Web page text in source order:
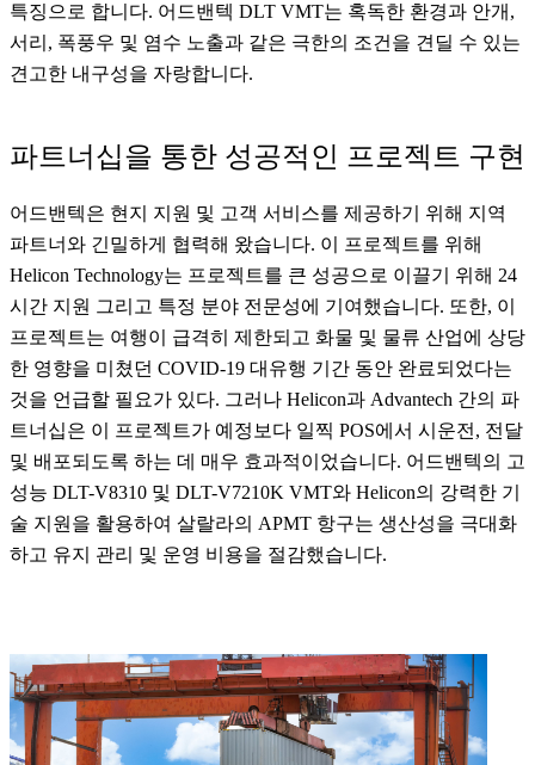
특징으로 합니다. 어드밴텍 DLT VMT는 혹독한 환경과 안개,
서리, 폭풍우 및 염수 노출과 같은 극한의 조건을 견딜 수 있는
견고한 내구성을 자랑합니다.
파트너십을 통한 성공적인 프로젝트 구현
어드밴텍은 현지 지원 및 고객 서비스를 제공하기 위해 지역
파트너와 긴밀하게 협력해 왔습니다. 이 프로젝트를 위해
Helicon Technology는 프로젝트를 큰 성공으로 이끌기 위해 24
시간 지원 그리고 특정 분야 전문성에 기여했습니다. 또한, 이
프로젝트는 여행이 급격히 제한되고 화물 및 물류 산업에 상당
한 영향을 미쳤던 COVID-19 대유행 기간 동안 완료되었다는
것을 언급할 필요가 있다. 그러나 Helicon과 Advantech 간의 파
트너십은 이 프로젝트가 예정보다 일찍 POS에서 시운전, 전달
및 배포되도록 하는 데 매우 효과적이었습니다. 어드밴텍의 고
성능 DLT-V8310 및 DLT-V7210K VMT와 Helicon의 강력한 기
술 지원을 활용하여 살랄라의 APMT 항구는 생산성을 극대화
하고 유지 관리 및 운영 비용을 절감했습니다.